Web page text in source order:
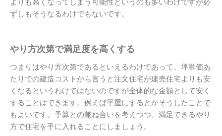
ずしもそうなるわけでもないです。
やり方次第で満足度を高くする
つまりはやり方次第であるといえるわけであって、坪単価あ
たりでの建造コストから言うと注文住宅が建売住宅よりも安
くなるというわけではないのですが全体的な金額として安く
することはできます。例えば平屋にするとかそうしたことで
もよいです。予算との兼ね合いを考えつつ、満足できるやり
方で住宅を手に入れることにしましょう。